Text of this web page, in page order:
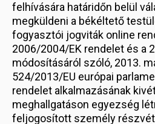
felhívására határidőn belül
megküldeni a békéltető
fogyasztói jogviták online
2006/2004/EK rendelet és a
módosításáról szóló, 2013.
524/2013/EU európai
rendelet alkalmazásának
meghallgatáson egyezség
feljogosított személy